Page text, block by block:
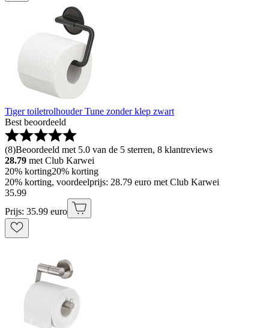
Tiger toiletrolhouder Tune zonder klep zwart
Best beoordeeld
(8)Beoordeeld met 5.0 van de 5 sterren, 8 klantreviews
28.79 met Club Karwei
20% korting20% korting
20% korting, voordeelprijs: 28.79 euro met Club Karwei
35.99
Prijs: 35.99 euro